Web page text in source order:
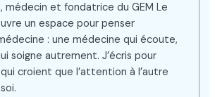
médecin et fondatrice du GEM Le
un espace pour penser
: une médecine qui écoute,
soigne autrement. J’écris pour
croient que l’attention à l’autre